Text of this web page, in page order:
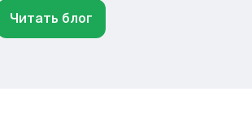
Читать блог